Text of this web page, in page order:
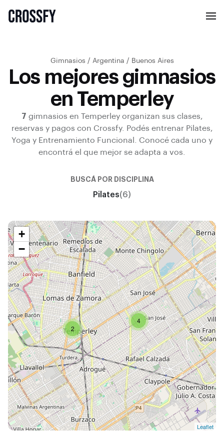
Gimnasios / Argentina / Buenos Aires
Los mejores gimnasios
en Temperley
7 gimnasios en Temperleyorganizan sus clases,
reservas y pagos con Crossfy.
Podés entrenar Pilates,
Yoga y Entrenamiento Funcional
Conocé cada uno y
encontrá el que mejor se adapta a vos.
BUSCÁ POR DISCIPLINA
Pilates(6)
2
4
+
−
Leaflet